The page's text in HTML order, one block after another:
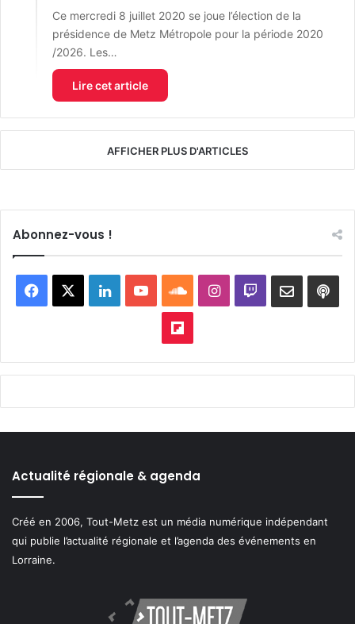
Ce mercredi 8 juillet 2020 se joue l’élection de la
présidence de Metz Métropole pour la période 2020
/2026. Les…
Lire cet article
AFFICHER PLUS D'ARTICLES
Abonnez-vous !
Facebook LinkedinYouTubeSoundCloud
Instagram
Twitch
Flipboard
Actualité régionale & agenda
Créé en 2006, Tout-Metz est un média numérique indépendant
qui publie l’actualité régionale et l’agenda des événements en
Lorraine.